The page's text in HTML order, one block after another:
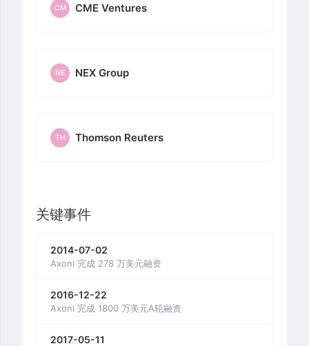
CM CME Ventures
NE NEX Group
TH Thomson Reuters
关键事件
2014-07-02
Axoni 完成 278 万美元融资
2016-12-22
Axoni 完成 1800 万美元A轮融资
2017-05-11